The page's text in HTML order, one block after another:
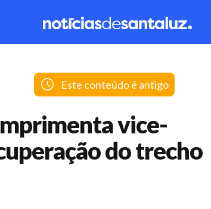
Este conteúdo é antigo
vice-
do trecho